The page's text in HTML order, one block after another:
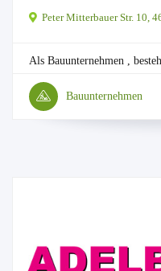
Peter Mitterbauer Str. 10,
Als Bauunternehmen ,
Bauunternehmen